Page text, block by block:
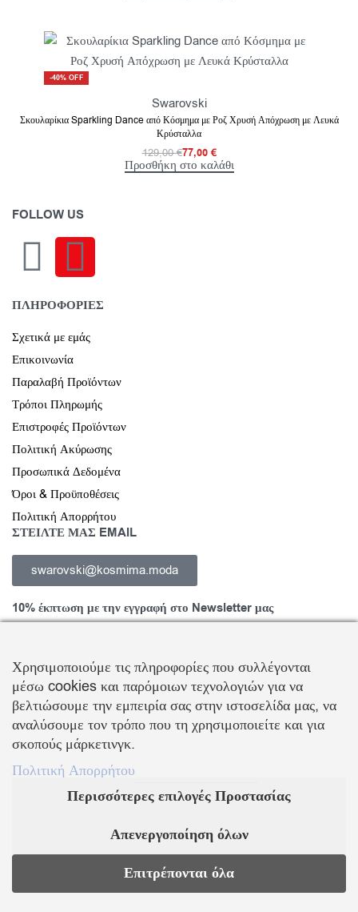
-40% OFF
Swarovski
Σκουλαρίκια Sparkling Dance από Κόσμημα με Ροζ Χρυσή Απόχρωση με Λευκά
Κρύσταλλα
129,00€77,00 €
Προσθήκη στο καλάθι
FOLLOW US
ΠΛΗΡΟΦΟΡΙΕΣ
Σχετικά με εμάς
Επικοινωνία
Παραλαβή Προϊόντων
Τρόποι Πληρωμής
Επιστροφές Προϊόντων
Πολιτική Ακύρωσης
Προσωπικά Δεδομένα
Όροι & Προϋποθέσεις
Πολιτική Απορρήτου
ΣΤΕΙΛΤΕ ΜΑΣ EMAIL
swarovski@kosmima.moda
10% έκπτωση με την εγγραφή στο Newsletter μας
Εγγραφείτε στο Newsletter και ενημερωθείτε για νέα προϊόντα,
τάσεις και προσφορές, καθώς και για να λάβετεκουπόνι έκπτωσης
10%με την πρώτη σας αγορά!
ΒΑΛΛΗΣ Χ.-ΑΒΑΓΙΑΝΟΣ Ε. ΕΜΠΟΡΙΚΗ ΕΤΑΙΡΕΙΑ Ο.Ε.
Τα λογότυπα SWAROVSKI & SWAN είναι κατοχυρωμένα σήματα της Swarovski AG
KOSMIMA.MODA2022 ΚΑΤΑΣΚΕΥΗ – ΣΧΕΔΙΑΣΜΟΣ LEMONART
Χρησιμοποιούμε τις πληροφορίες που συλλέγονται
μέσω cookies και παρόμοιων τεχνολογιών για να
βελτιώσουμε την εμπειρία σας στην ιστοσελίδα μας, να
αναλύσουμε τον τρόπο που τη χρησιμοποιείτε και για
σκοπούς μάρκετινγκ.
Πολιτική Απορρήτου
Περισσότερες επιλογές Προστασίας
Απενεργοποίηση όλων
Επιτρέπονται όλα